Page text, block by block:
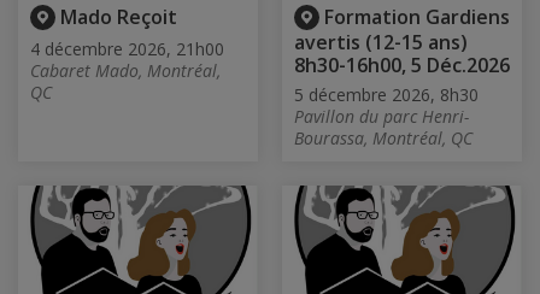
Mado Reçoit
4 décembre 2026, 21h00
Cabaret Mado, Montréal,
QC
Formation Gardiens
avertis (12-15 ans)
8h30-16h00, 5 Déc.2026
5 décembre 2026, 8h30
Pavillon du parc Henri-
Bourassa, Montréal, QC